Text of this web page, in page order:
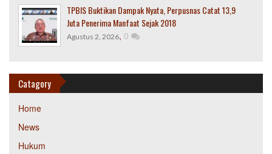
TPBIS Buktikan Dampak Nyata, Perpusnas Catat 13,9
Juta Penerima Manfaat Sejak 2018
Agustus 2, 2026, 0
Catagory
Home
News
Hukum